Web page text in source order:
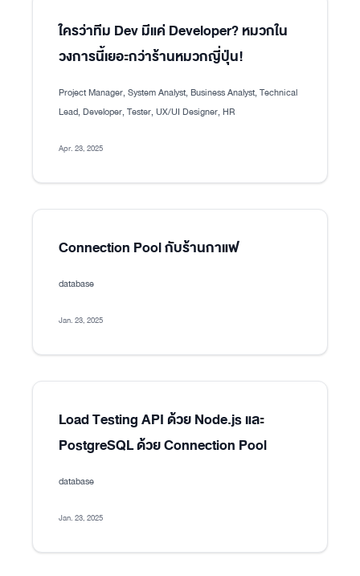
ใครว่าทีม Dev มีแค่ Developer? หมวกใน
วงการนี้เยอะกว่าร้านหมวกญี่ปุ่น!
Project Manager, System Analyst, Business Analyst, Technical
Lead, Developer, Tester, UX/UI Designer, HR
Apr. 23, 2025
Connection Pool กับร้านกาแฟ
database
Jan. 23, 2025
Load Testing API ด้วย Node.js และ
PostgreSQL ด้วย Connection Pool
database
Jan. 23, 2025